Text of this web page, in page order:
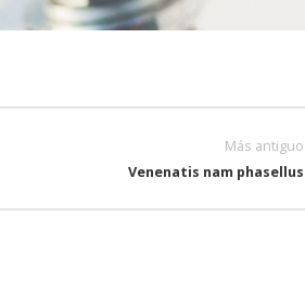
Más antiguo
Venenatis nam phasellus